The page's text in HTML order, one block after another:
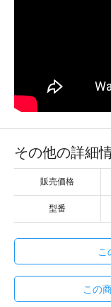
その他の詳細
販売価格
型番
こ
この